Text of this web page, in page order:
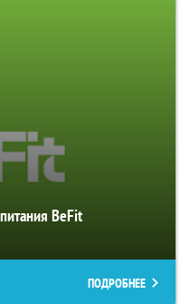
BeFit
ПОДРОБНЕЕ